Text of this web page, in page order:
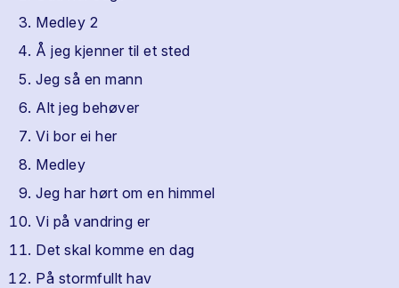
Medley 2
Å jeg kjenner til et sted
Jeg så en mann
Alt jeg behøver
Vi bor ei her
Medley
Jeg har hørt om en himmel
Vi på vandring er
Det skal komme en dag
På stormfullt hav